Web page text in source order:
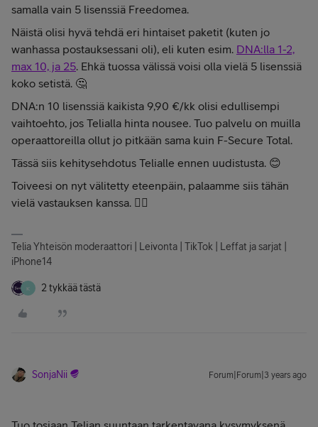
samalla vain 5 lisenssiä Freedomea.
Näistä olisi hyvä tehdä eri hintaiset paketit (kuten jo
wanhassa postauksessani oli), eli kuten esim. DNA:lla 1-2,
max 10, ja 25. Ehkä tuossa välissä voisi olla vielä 5 lisenssiä
koko setistä. 🤔
DNA:n 10 lisenssiä kaikista 9,90 €/kk olisi edullisempi
vaihtoehto, jos Telialla hinta nousee. Tuo palvelu on muilla
operaattoreilla ollut jo pitkään sama kuin F-Secure Total.
Tässä siis kehitysehdotus Telialle ennen uudistusta. 😊
Toiveesi on nyt välitetty eteenpäin, palaamme siis tähän
vielä vastauksen kanssa. 👍🏻
Telia Yhteisön moderaattori | Leivonta | TikTok | Leffat ja sarjat |
iPhone14
K 2 tykkää tästä
SonjaNii Forum|Forum|3 years ago